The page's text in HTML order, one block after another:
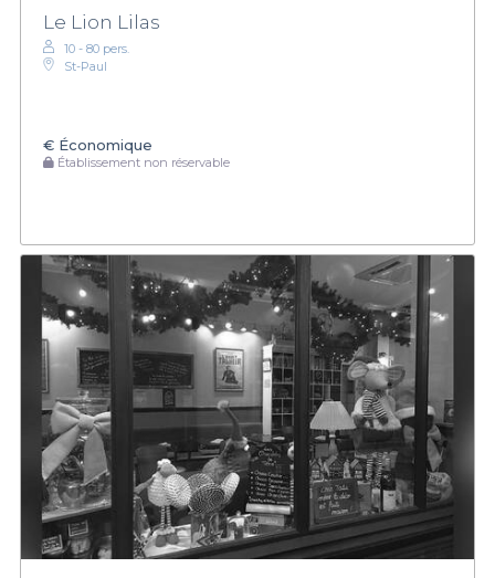
Le Lion Lilas
10 - 80 pers.
St-Paul
€ Économique
Établissement non réservable